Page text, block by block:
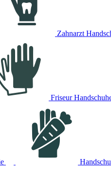
Zahnarzt
Friseur